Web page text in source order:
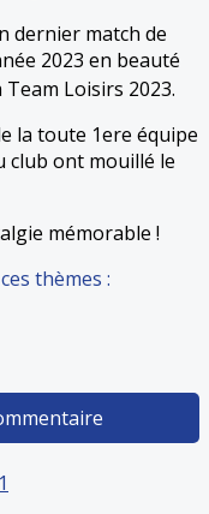
dernier match de
2023 en beauté
Team Loisirs 2023.
la toute 1ere équipe
club ont mouillé le
mémorable !
thèmes :